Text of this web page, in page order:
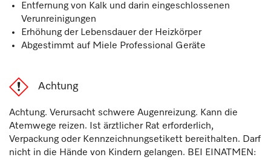
Entfernung von Kalk und darin eingeschlossenen
Verunreinigungen
Erhöhung der Lebensdauer der Heizkörper
Abgestimmt auf Miele Professional Geräte
Achtung
Achtung. Verursacht schwere Augenreizung. Kann die
Atemwege reizen. Ist ärztlicher Rat erforderlich,
Verpackung oder Kennzeichnungsetikett bereithalten. Darf
nicht in die Hände von Kindern gelangen. BEI EINATMEN: